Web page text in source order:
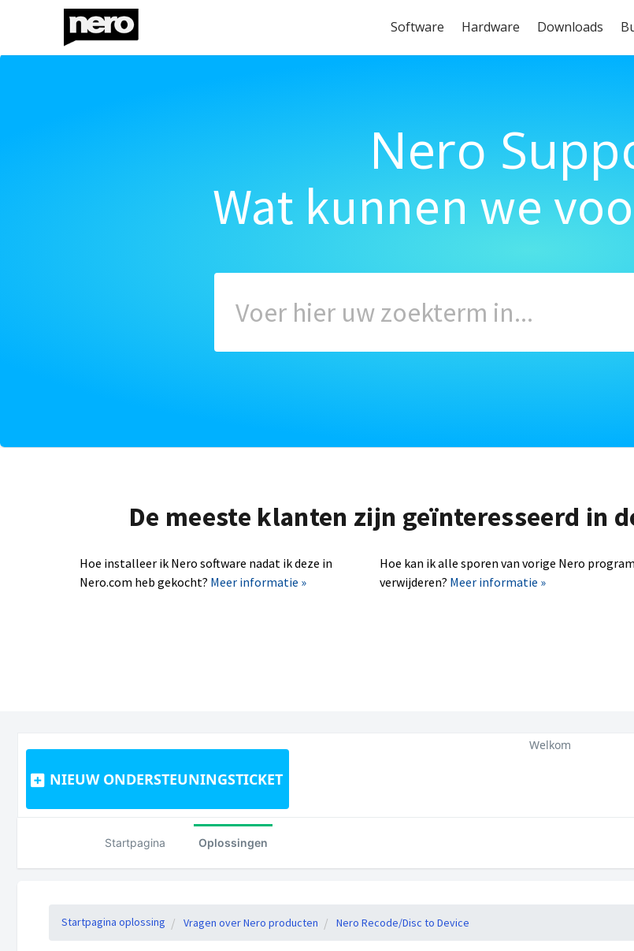
Software Hardware Downloads
Nero
Wat kunnen we
De meeste klanten zijn geïnteresseerd in
Hoe installeer ik Nero software nadat ik deze in
Nero.com heb gekocht? Meer informatie »
Hoe kan ik alle sporen van vorige Nero
verwijderen? Meer informatie »
NIEUW ONDERSTEUNINGSTICKET
Welkom
Startpagina Oplossingen
Startpagina oplossing Vragen over Nero producten Nero Recode/Disc to Device